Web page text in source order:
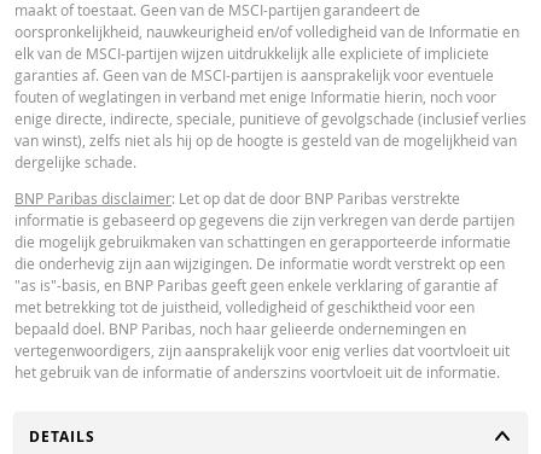
hierin vervatte informatie. De ingevoerde koersgegevens zijn afkomstig van
Paribas en gelden strikt per de vermelde datum. De koersen getoond door
calculator zijn indicatief en uitsluitend bestemd voor informatieve
Koersinformatie vormt geen uitnodiging of aanbod tot het kopen of
van effecten of andere financiële instrumenten. De informatie is uitsluitend
bestemd voor gebruik door de bedoelde ontvangers. Het is niet toegestaan
deze informatie geheel of gedeeltelijk te reproduceren, te verspreiden of te
kopiëren voor enig doel zonder voorafgaande uitdrukkelijke toestemming
BNP Paribas. Meer informatie is op verzoek verkrijgbaar bij BNP Paribas,;
contact op via 0900-6275387, +31-20-5501150 of markets@bnpparibas.com
maakt of toestaat. Geen van de MSCI-partijen garandeert de
oorspronkelijkheid, nauwkeurigheid en/of volledigheid van de Informatie en
elk van de MSCI-partijen wijzen uitdrukkelijk alle expliciete of impliciete
garanties af. Geen van de MSCI-partijen is aansprakelijk voor eventuele
fouten of weglatingen in verband met enige Informatie hierin, noch voor
enige directe, indirecte, speciale, punitieve of gevolgschade (inclusief verlies
van winst), zelfs niet als hij op de hoogte is gesteld van de mogelijkheid van
dergelijke schade.
BNP Paribas disclaimer: Let op dat de door BNP Paribas verstrekte
informatie is gebaseerd op gegevens die zijn verkregen van derde partijen
die mogelijk gebruikmaken van schattingen en gerapporteerde informatie
die onderhevig zijn aan wijzigingen. De informatie wordt verstrekt op een
"as is"-basis, en BNP Paribas geeft geen enkele verklaring of garantie af
met betrekking tot de juistheid, volledigheid of geschiktheid voor een
bepaald doel. BNP Paribas, noch haar gelieerde ondernemingen en
vertegenwoordigers, zijn aansprakelijk voor enig verlies dat voortvloeit uit
het gebruik van de informatie of anderszins voortvloeit uit de informatie.
TOGGLE
DETAILS